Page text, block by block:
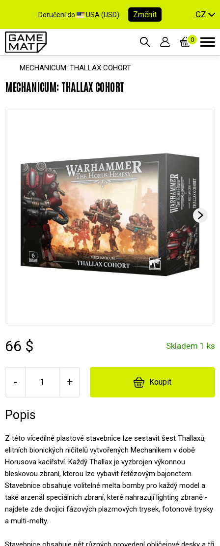
Doručení do USA (USD) Změnit CZ
0
MECHANICUM: THALLAX COHORT
MECHANICUM: THALLAX COHORT
66 $ Skladem 1 ks
- + Koupit
Popis
Z této vícedílné plastové stavebnice lze sestavit šest Thallaxů,
elitních bionických ničitelů vytvořených Mechanikem v době
Horusova kacířství. Každý Thallax je vyzbrojen výkonnou
bleskovou zbraní, kterou lze vybavit řetězovým bajonetem.
Stavebnice obsahuje volitelné melta bomby pro každý model a
také arzenál speciálních zbraní, které nahrazují lighting zbraně -
najdete zde dvojici fázových plazmových trysek, fotonové trysky
a multi-melty.